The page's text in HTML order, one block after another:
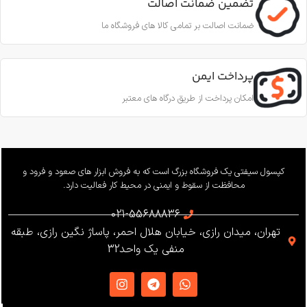
استاندارد
CE EN353-2; CE EN358; CE
EN12841-A
ساخت ترکیه
استحکام
قطر طناب
11.5 تا 10.5 میلی‌متر
وزن 655 گرم
استاندارد
EN12841 ،EN341 ،ANSI Z359
،NFPA1983
ساخت
تضمین ضمانت اصالت
ضمانت اصالت بر تمامی کالا های فروشگاه ما
پرداخت ایمن
امکان پرداخت از طریق درگاه های معتبر
کپسول سیفتی یک فروشگاه بزرگ است که به فروش ابزار های صعود و فرود و
محافظت از سقوط و ایمنی در محیط کار فعالیت دارد.
021-55688836
تهران، میدان رازی، خیابان هلال احمر، پاساژ نگین رازی، طبقه
منفی یک واحد32